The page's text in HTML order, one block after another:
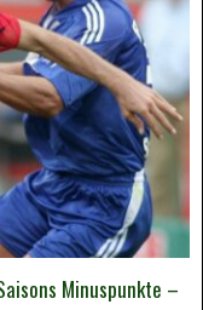
Minuspunkte –